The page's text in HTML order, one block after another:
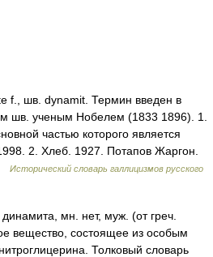
f., шв. dynamit. Термин введен в
шв. ученым Нобелем (1833 1896). 1.
частью которого является
2. Хлеб. 1927. Потапов Жаргон.
Исторический словарь галлицизмов русского
мн. нет, муж. (от греч.
вещество, состоящее из особым
Толковый словарь